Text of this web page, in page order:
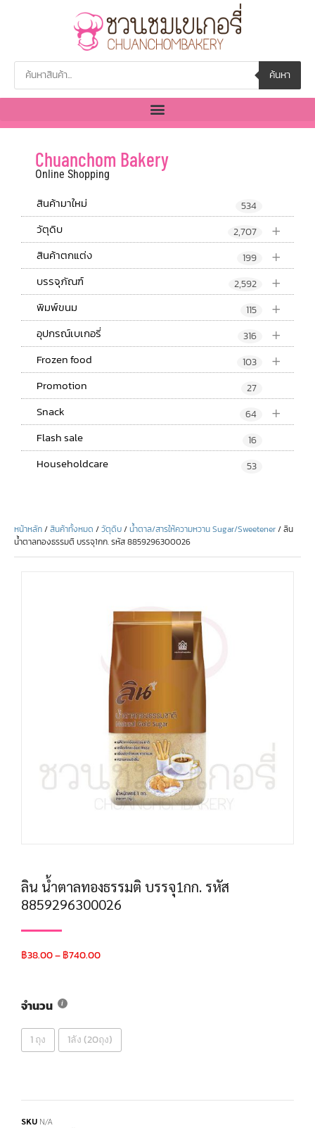
ค้นหา
Chuanchom Bakery
Online Shopping
สินค้ามาใหม่ 534
+
วัตุดิบ 2,707
+
สินค้าตกแต่ง 199
+
บรรจุภัณฑ์ 2,592
+
พิมพ์ขนม 115
+
อุปกรณ์เบเกอรี่ 316
+
Frozen food 103
Promotion 27
+
Snack 64
Flash sale 16
Householdcare 53
หน้าหลัก/สินค้าทั้งหมด /วัตุดิบ/น้ำตาล/สารให้ความหวาน Sugar/Sweetener/ ลิน
น้ำตาลทองธรรมติ บรรจุ1กก. รหัส 8859296300026
ลิน น้ำตาลทองธรรมติ บรรจุ1กก. รหัส
8859296300026
฿38.00–฿740.00
จำนวน
1 ถุง 1ลัง (20ถุง)
SKU N/A